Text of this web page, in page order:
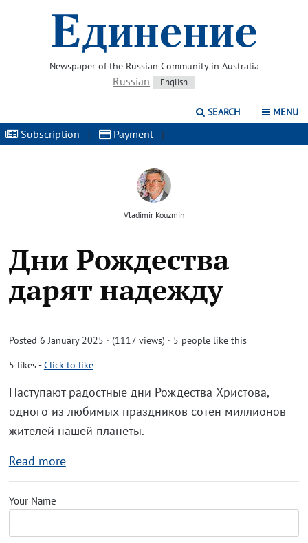
Newspaper of the Russian Community in Australia
Russian English
SEARCH MENU
Subscription | Payment |
Vladimir Kouzmin
Дни Рождества
дарят надежду
Posted 6 January 2025 · (1117 views) · 5 people like this
5 likes-Click to like
Наступают радостные дни Рождества Христова,
одного из любимых праздников сотен миллионов
жителей нашей планеты.
Read more
Your Name